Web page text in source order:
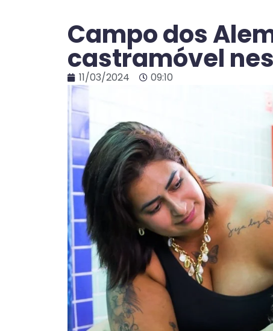
Campo dos
castramóvel
11/03/2024 09:10